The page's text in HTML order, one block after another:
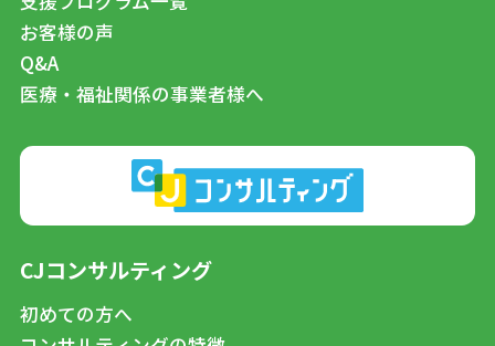
お客様の声
Q&A
医療・福祉関係の事業者様へ
CJコンサルティング
初めての方へ